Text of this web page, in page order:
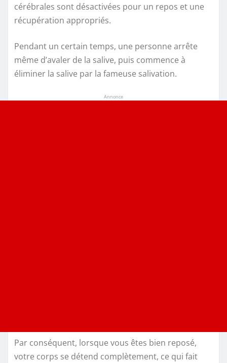
cérébrales sont désactivées pour un repos et une
récupération appropriés.
Pendant un certain temps, une personne arrête
même d’avaler de la salive, puis commence à
éliminer la salive par la fameuse salivation.
Annonce
Par conséquent, lorsque vous êtes bien reposé,
votre corps se détend complètement, ce qui fait